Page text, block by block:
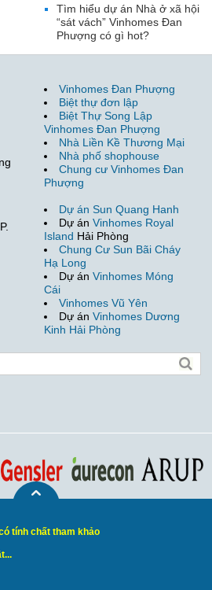
Tìm hiểu dự án Nhà ở xã hội
“sát vách” Vinhomes Đan
Phượng có gì hot?
Vinhomes Đan Phượng
Biệt thự đơn lập
Biệt Thự Song Lập
Vinhomes Đan Phượng
Nhà Liền Kề Thương Mại
Nhà phố shophouse
Chung cư Vinhomes Đan
Phượng
Dự án Sun Quang Hanh
Dự án Vinhomes Royal
Island Hải Phòng
Chung Cư Sun Bãi Cháy
Hạ Long
Dự án Vinhomes Móng
Cái
Vinhomes Vũ Yên
Dự án Vinhomes Dương
Kinh Hải Phòng
tính chất tham khảo